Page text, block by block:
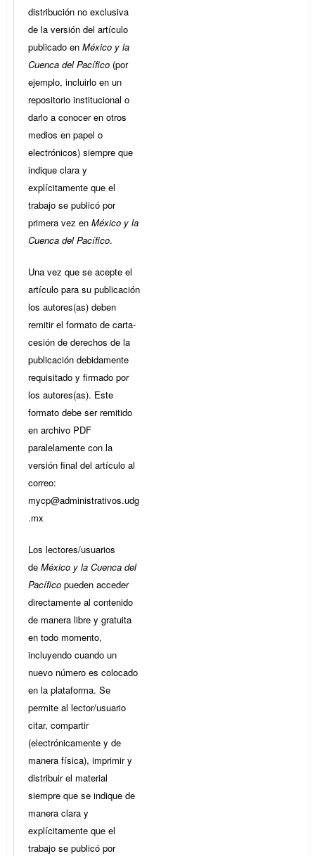
distribución no exclusiva
de la versión del artículo
publicado en México y la
Cuenca del Pacífico (por
ejemplo, incluirlo en un
repositorio institucional o
darlo a conocer en otros
medios en papel o
electrónicos) siempre que
indique clara y
explícitamente que el
trabajo se publicó por
primera vez en México y la
Cuenca del Pacífico.
Una vez que se acepte el
artículo para su publicación
los autores(as) deben
remitir el formato de carta-
cesión de derechos de la
publicación debidamente
requisitado y firmado por
los autores(as). Este
formato debe ser remitido
en archivo PDF
paralelamente con la
versión final del artículo al
correo:
mycp@administrativos.udg
.mx
Los lectores/usuarios
de México y la Cuenca del
Pacífico pueden acceder
directamente al contenido
de manera libre y gratuita
en todo momento,
incluyendo cuando un
nuevo número es colocado
en la plataforma. Se
permite al lector/usuario
citar, compartir
(electrónicamente y de
manera física), imprimir y
distribuir el material
siempre que se indique de
manera clara y
explícitamente que el
trabajo se publicó por